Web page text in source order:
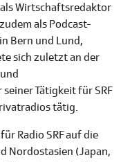
Wirtschaftsredaktor
als Podcast-
Bern und Lund,
sich zuletzt an der
Tätigkeit für SRF
tätig.
Radio SRF auf die
Nordostasien (Japan,